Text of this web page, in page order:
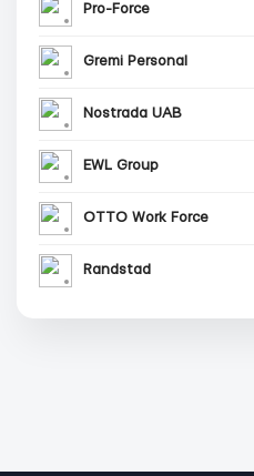
Pro-Force
Gremi Personal
Nostrada UAB
EWL Group
OTTO Work Force
Randstad